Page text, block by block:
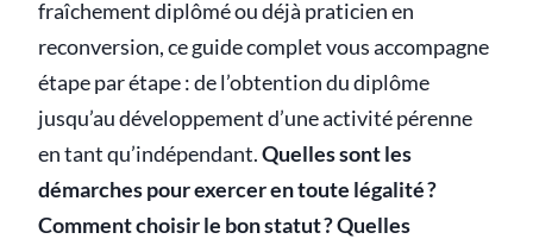
fraîchement diplômé ou déjà praticien en
reconversion, ce guide complet vous accompagne
étape par étape : de l’obtention du diplôme
jusqu’au développement d’une activité pérenne
en tant qu’indépendant.Quelles sont les
démarches pour exercer en toute légalité ?
Comment choisir le bon statut ? Quelles